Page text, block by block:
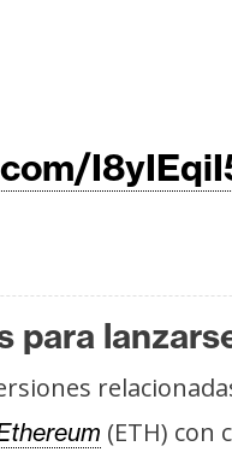
para
(ETH) con